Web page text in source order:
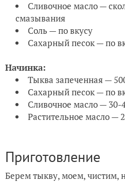
Сливочное масло —
смазывания
Соль — по вкусу
Сахарный песок — по
Начинка:
Тыква запеченная —
Сахарный песок — по
Сливочное масло — 30-
Растительное масло —
Приготовление
Берем тыкву, моем, чистим,